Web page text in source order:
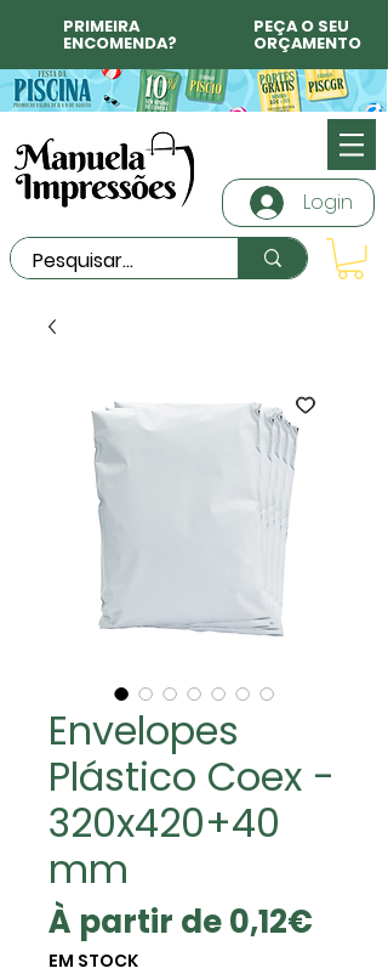
PRIMEIRA
ENCOMENDA?
PEÇA O SEU
ORÇAMENTO
Login
Envelopes
Plástico Coex -
320x420+40
mm
À partir de0,12€
EM STOCK